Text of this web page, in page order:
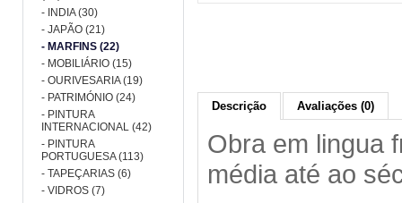
- INDIA (30)
- JAPÃO (21)
- MARFINS (22)
- MOBILIÁRIO (15)
- OURIVESARIA (19)
- PATRIMÓNIO (24)
- PINTURA
INTERNACIONAL (42)
- PINTURA
PORTUGUESA (113)
- TAPEÇARIAS (6)
- VIDROS (7)
Descrição Avaliações (0)
Obra em lingua
média até ao